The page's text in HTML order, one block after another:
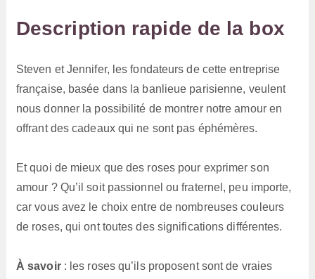
Description rapide de la box
Steven et Jennifer, les fondateurs de cette entreprise
française, basée dans la banlieue parisienne, veulent
nous donner la possibilité de montrer notre amour en
offrant des cadeaux qui ne sont pas éphémères.
Et quoi de mieux que des roses pour exprimer son
amour ? Qu’il soit passionnel ou fraternel, peu importe,
car vous avez le choix entre de nombreuses couleurs
de roses, qui ont toutes des significations différentes.
À savoir: les roses qu’ils proposent sont de vraies